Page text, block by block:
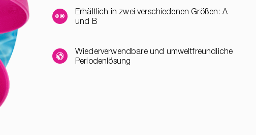
Erhältlich in zwei verschiedenen Größen: A
und B
Wiederverwendbare und umweltfreundliche
Periodenlösung